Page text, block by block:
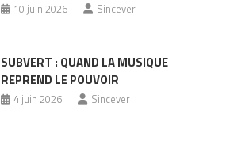
10 juin 2026 Sincever
SUBVERT : QUAND LA MUSIQUE
REPREND LE POUVOIR
4 juin 2026 Sincever